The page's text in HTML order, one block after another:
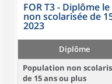
FOR T3 - Diplôme
non scolarisée de
2023
Diplôme
Population non
de 15 ans ou plus